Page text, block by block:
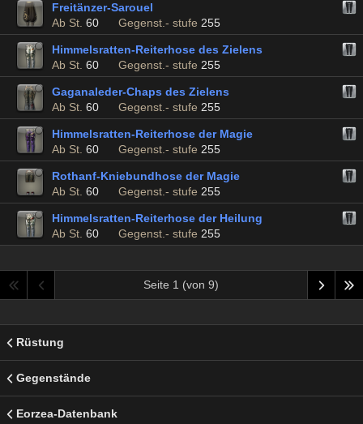
Freitänzer-Sarouel
Ab St. 60 Gegenst.- stufe 255
Himmelsratten-Reiterhose des Zielens
Ab St. 60 Gegenst.- stufe 255
Gaganaleder-Chaps des Zielens
Ab St. 60 Gegenst.- stufe 255
Himmelsratten-Reiterhose der Magie
Ab St. 60 Gegenst.- stufe 255
Rothanf-Kniebundhose der Magie
Ab St. 60 Gegenst.- stufe 255
Himmelsratten-Reiterhose der Heilung
Ab St. 60 Gegenst.- stufe 255
Seite 1 (von 9)
Rüstung
Gegenstände
Eorzea-Datenbank